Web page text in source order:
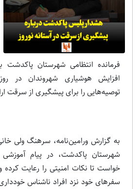
فرمانده انتظامی شهرستان پاکدشت
افزایش هوشیاری شهروندان در
توصیه‌هایی را برای پیشگیری از سرقت
به گزارش ورامین‌نامه، سرهنگ ولی
شهرستان پاکدشت، در پیام
خواست تا نکات امنیتی را رعایت کرده
سفرهای خود نزد افراد ناشناس